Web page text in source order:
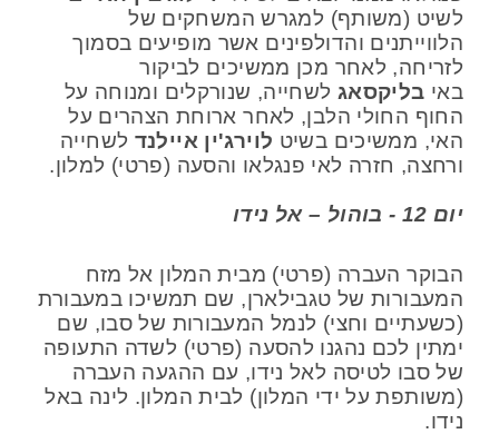
לשיט (משותף) למגרש המשחקים של
הלווייתנים והדולפינים אשר מופיעים בסמוך
לזריחה, לאחר מכן ממשיכים לביקור
באי בליקסאג לשחייה, שנורקלים ומנוחה על
החוף החולי הלבן, לאחר ארוחת הצהרים על
האי, ממשיכים בשיט לוירג'ין איילנד לשחייה
ורחצה, חזרה לאי פנגלאו והסעה (פרטי) למלון.
יום 12 - בוהול – אל נידו
הבוקר העברה (פרטי) מבית המלון אל מזח
המעבורות של טגבילארן, שם תמשיכו במעבורת
(כשעתיים וחצי) לנמל המעבורות של סבו, שם
ימתין לכם נהגנו להסעה (פרטי) לשדה התעופה
של סבו לטיסה לאל נידו, עם ההגעה העברה
(משותפת על ידי המלון) לבית המלון. לינה באל
נידו.